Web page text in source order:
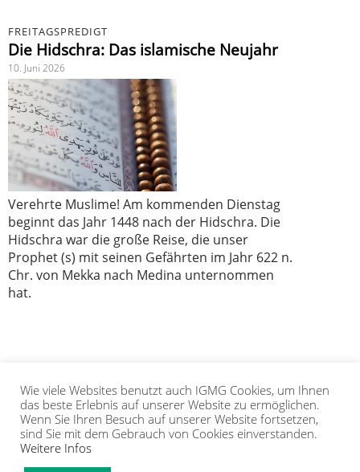
FREITAGSPREDIGT
Die Hidschra: Das islamische Neujahr
10. Juni 2026
Verehrte Muslime! Am kommenden Dienstag
beginnt das Jahr 1448 nach der Hidschra. Die
Hidschra war die große Reise, die unser
Prophet (s) mit seinen Gefährten im Jahr 622 n.
Chr. von Mekka nach Medina unternommen
hat.
1 2 3 4 5
IGMG PRESSE
MITGLIEDSCHAFT
Wie viele Websites benutzt auch IGMG Cookies, um Ihnen
das beste Erlebnis auf unserer Website zu ermöglichen.
Wenn Sie Ihren Besuch auf unserer Website fortsetzen,
sind Sie mit dem Gebrauch von Cookies einverstanden.
Weitere Infos